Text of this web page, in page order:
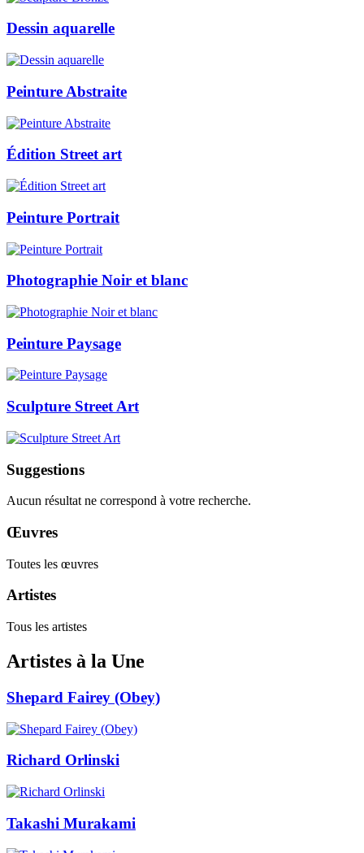
Dessin aquarelle
Peinture Abstraite
Édition Street art
Peinture Portrait
Photographie Noir et blanc
Peinture Paysage
Sculpture Street Art
Suggestions
Aucun résultat ne correspond à votre recherche.
Œuvres
Toutes les œuvres
Artistes
Tous les artistes
Artistes à la Une
Shepard Fairey (Obey)
Richard Orlinski
Takashi Murakami